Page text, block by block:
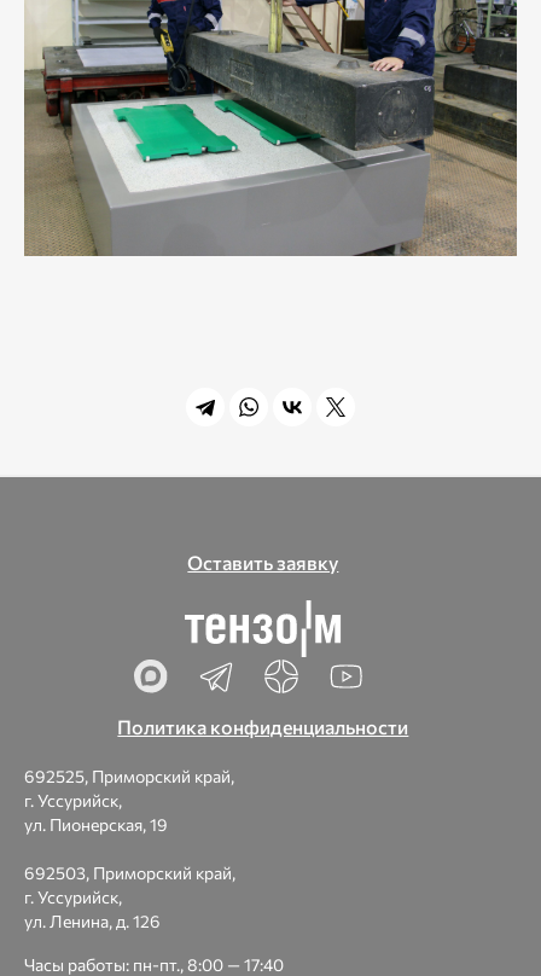
Оставить заявку
Политика конфиденциальности
692525, Приморский край,
г. Уссурийск,
ул. Пионерская, 19
692503, Приморский край,
г. Уссурийск,
ул. Ленина, д. 126
Часы работы: пн-пт., 8:00 — 17:40